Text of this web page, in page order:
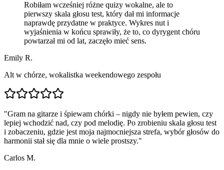
Robiłam wcześniej różne quizy wokalne, ale to
pierwszy skala głosu test, który dał mi informacje
naprawdę przydatne w praktyce. Wykres nut i
wyjaśnienia w końcu sprawiły, że to, co dyrygent chóru
powtarzał mi od lat, zaczęło mieć sens.
Emily R.
Alt w chórze, wokalistka weekendowego zespołu
"Gram na gitarze i śpiewam chórki – nigdy nie byłem pewien, czy
lepiej wchodzić nad, czy pod melodię. Po zrobieniu skala głosu test
i zobaczeniu, gdzie jest moja najmocniejsza strefa, wybór głosów do
harmonii stał się dla mnie o wiele prostszy."
Carlos M.